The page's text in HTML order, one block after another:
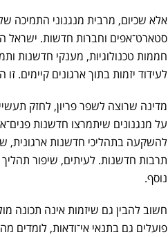
אלא שכיום, מרבית מנגנוני התמיכה
סטארט־אפים וחברות חדשות. ישראל
חממות טכנולוגיות, מענקי חדשנות
לעידוד יזמות בתוך ארגונים קיימים.
מדינה שרוצה לשפר פריון, לחזק
על מנגנונים שיתמרצו חדשנות
להשקעה בתהליכי חדשנות ארגונית,
תרבות חדשנות. לעיתים, שיפור תהליך
נוסף.
חשוב להבין גם שיזמות אינה תכונה
פועלים גם בתנאי אי־ודאות, לומדים